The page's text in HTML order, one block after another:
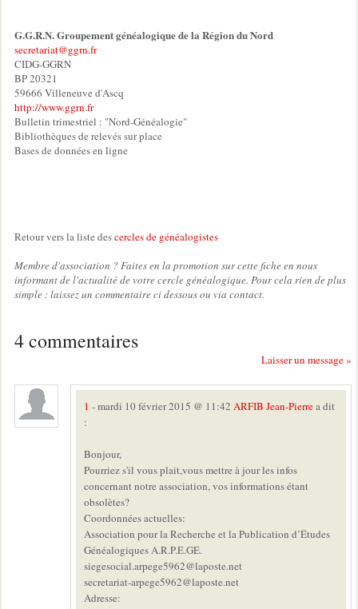
G.G.R.N. Groupement généalogique de la Région du Nord
secretariat@ggrn.fr
CIDG-GGRN
BP 20321
59666 Villeneuve d'Ascq
http://www.ggrn.fr
Bulletin trimestriel : "Nord-Généalogie"
Bibliothèques de relevés sur place
Bases de données en ligne
Retour vers la liste descercles de généalogistes
Membre d'association ? Faites en la promotion sur cette fiche en nous
informant de l'actualité de votre cercle généalogique. Pour cela rien de plus
simple : laissez un commentaire ci dessous ou via contact.
4 commentaires
Laisser un message »
1 - mardi 10 février 2015 @ 11:42 ARFIB Jean-Pierrea dit
:
Bonjour,
Pourriez s'il vous plait,vous mettre à jour les infos
concernant notre association, vos informations étant
obsolètes?
Coordonnées actuelles:
Association pour la Recherche et la Publication d’Études
Généalogiques A.R.P.E.GE.
siegesocial.arpege5962@laposte.net
secretariat-arpege5962@laposte.net
Adresse: